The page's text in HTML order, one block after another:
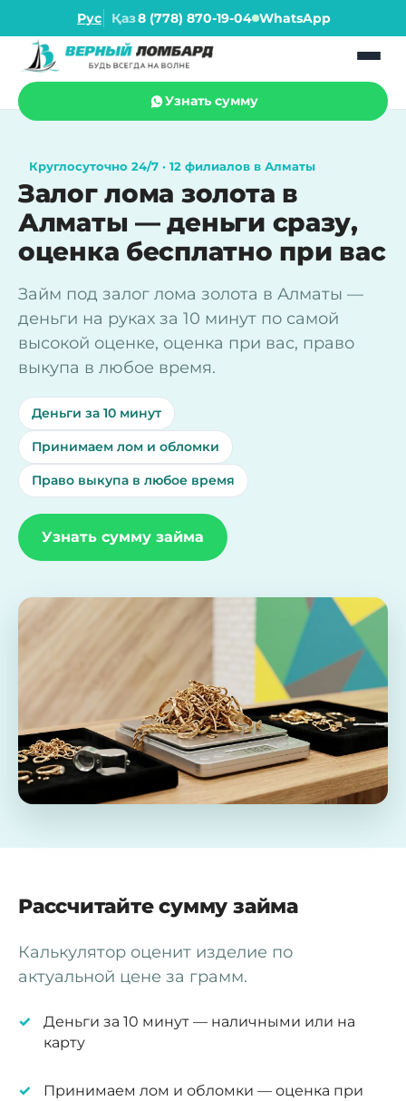
Рус Қаз8 (778) 870-19-04 WhatsApp
Узнать сумму
Круглосуточно 24/7 · 12 филиалов в Алматы
Залог лома золота в
Алматы — деньги сразу,
оценка бесплатно при вас
Займ под залог лома золота в Алматы —
деньги на руках за 10 минут по самой
высокой оценке, оценка при вас, право
выкупа в любое время.
Деньги за 10 минут
Принимаем лом и обломки
Право выкупа в любое время
Узнать сумму займа
Рассчитайте сумму займа
Калькулятор оценит изделие по
актуальной цене за грамм.
Деньги за 10 минут — наличными или на
карту
Принимаем лом и обломки — оценка при